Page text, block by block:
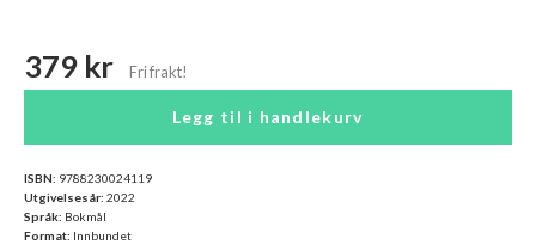
379 kr
Legg til i handlekurv
ISBN: 9788230024119
Utgivelsesår: 2022
Språk: Bokmål
Format: Innbundet